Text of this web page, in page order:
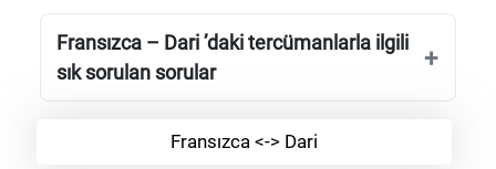
Fransızca – Dari ’daki tercümanlarla ilgili
sık sorulan sorular
Fransızca <-> Dari